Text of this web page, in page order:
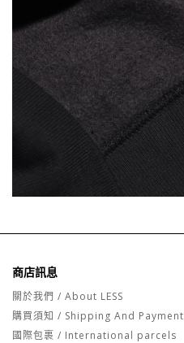
商店訊息
關於我們 / About LESS
購買須知 / Shipping And Payment
國際包裹 / International parcels